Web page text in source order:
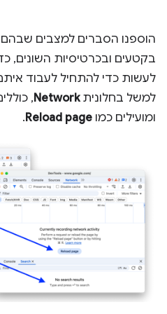
הוספנו הסברים למצבים שבהם
בקטעים ובכרטיסיות השונים,
לעשות כדי להתחיל לעבוד
למשל בחלוניתNetwork
,
ומועילים כמו Reload page
.